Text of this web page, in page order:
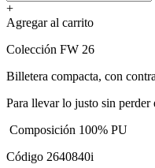
+
Agregar al carrito
Colección FW 26
Billetera compacta, con
Para llevar lo justo sin perder
Composición 100% PU
Código 2640840i